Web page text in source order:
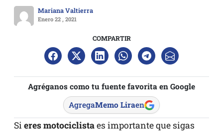
Mariana Valtierra
Enero 22 , 2021
COMPARTIR
Agréganos como tu fuente favorita en Google
AgregaMemo Liraen
Si eres motociclistaes importante que sigas